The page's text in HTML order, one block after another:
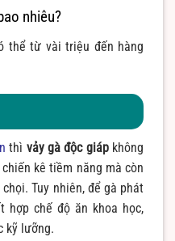
nhiêu?
thể từ vài triệu đến hàng
thì vảy gà độc giápkhông
kê tiềm năng mà còn
Tuy nhiên, để gà phát
hợp chế độ ăn khoa học,
kỹ lưỡng.